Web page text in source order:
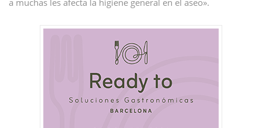
a muchas les afecta la higiene general en el aseo».